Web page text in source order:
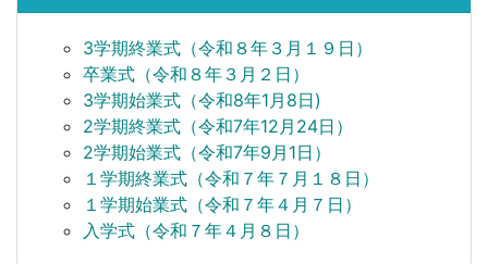
3学期終業式（令和８年３月１９日）
卒業式（令和８年３月２日）
3学期始業式（令和8年1月8日)
2学期終業式（令和7年12月24日）
2学期始業式（令和7年9月1日）
１学期終業式（令和７年７月１８日）
１学期始業式（令和７年４月７日）
入学式（令和７年４月８日）